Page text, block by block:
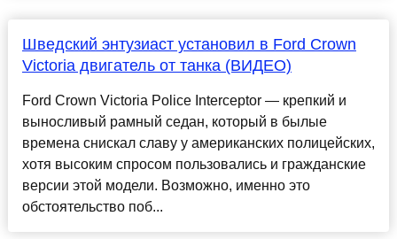
Шведский энтузиаст установил в Ford Crown
Victoria двигатель от танка (ВИДЕО)
Ford Crown Victoria Police Interceptor — крепкий и
выносливый рамный седан, который в былые
времена снискал славу у американских полицейских,
хотя высоким спросом пользовались и гражданские
версии этой модели. Возможно, именно это
обстоятельство поб...